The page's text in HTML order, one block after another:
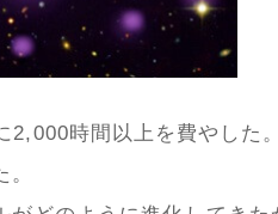
時間以上を費やした。